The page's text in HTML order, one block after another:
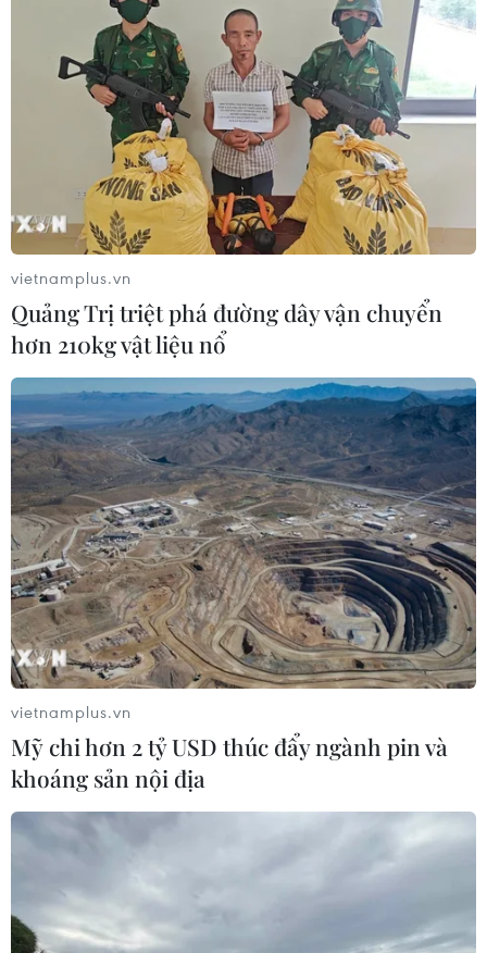
vietnamplus.vn
Quảng Trị triệt phá đường dây vận chuyển
hơn 210kg vật liệu nổ
vietnamplus.vn
Mỹ chi hơn 2 tỷ USD thúc đẩy ngành pin và
khoáng sản nội địa